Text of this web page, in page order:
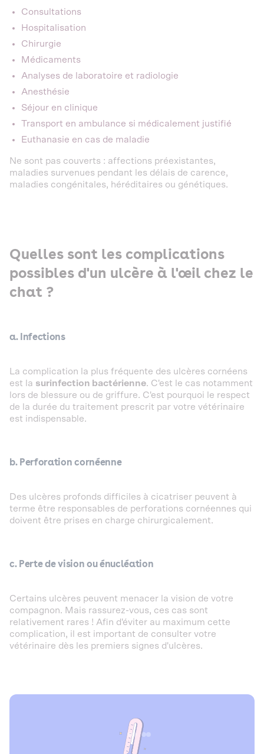
Consultations
Hospitalisation
Chirurgie
Médicaments
Analyses de laboratoire et radiologie
Anesthésie
Séjour en clinique
Transport en ambulance si médicalement justifié
Euthanasie en cas de maladie
Ne sont pas couverts : affections préexistantes,
maladies survenues pendant les délais de carence,
maladies congénitales, héréditaires ou génétiques.
Quelles sont les complications
possibles d'un ulcère à l'œil chez le
chat ?
a. Infections
La complication la plus fréquente des ulcères cornéens
est la surinfection bactérienne. C'est le cas notamment
lors de blessure ou de griffure. C'est pourquoi le respect
de la durée du traitement prescrit par votre vétérinaire
est indispensable.
b. Perforation cornéenne
Des ulcères profonds difficiles à cicatriser peuvent à
terme être responsables de perforations cornéennes qui
doivent être prises en charge chirurgicalement.
c. Perte de vision ou énucléation
Certains ulcères peuvent menacer la vision de votre
compagnon. Mais rassurez-vous, ces cas sont
relativement rares ! Afin d'éviter au maximum cette
complication, il est important de consulter votre
vétérinaire dès les premiers signes d'ulcères.